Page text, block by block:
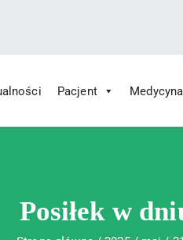
Św. Rafała w
Rafała w Czerwonej Górze
Pacjent Medycyna
Posiłek w